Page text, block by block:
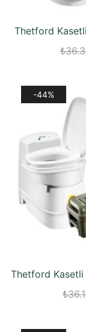
Thetford
₺
-44%
Thetford Kasetli
₺